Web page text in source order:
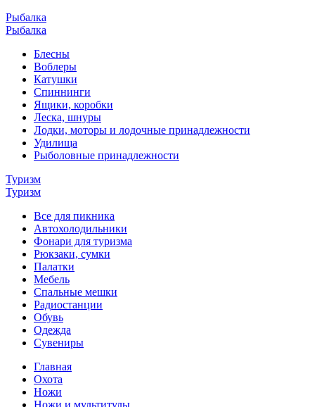
Рыбалка
Рыбалка
Блесны
Воблеры
Катушки
Спиннинги
Ящики, коробки
Леска, шнуры
Лодки, моторы и лодочные принадлежности
Удилища
Рыболовные принадлежности
Туризм
Туризм
Все для пикника
Автохолодильники
Фонари для туризма
Рюкзаки, сумки
Палатки
Мебель
Спальные мешки
Радиостанции
Обувь
Одежда
Сувениры
Главная
Охота
Ножи
Ножи и мультитулы